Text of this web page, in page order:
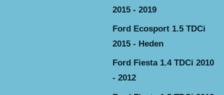
2015 - 2019
Ford Ecosport 1.5 TDCi
2015 - Heden
Ford Fiesta 1.4 TDCi 2010
- 2012